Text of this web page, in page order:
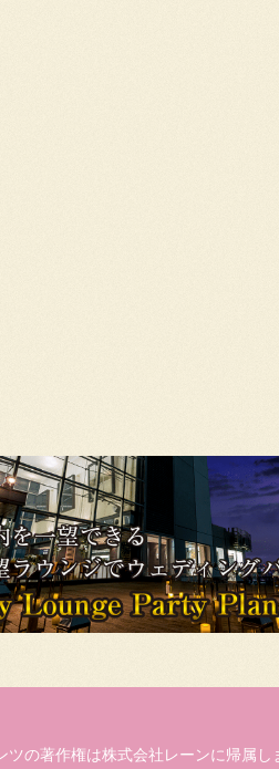
の著作権は株式会社レーンに帰属し